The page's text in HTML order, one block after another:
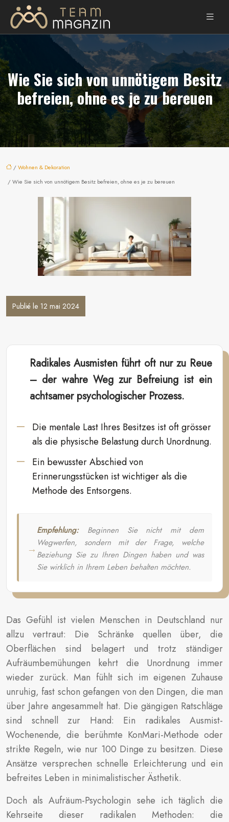
Wie Sie sich von unnötigem Besitz
befreien, ohne es je zu bereuen
/Wohnen & Dekoration
/ Wie Sie sich von unnötigem Besitz befreien, ohne es je zu bereuen
Publié le 12 mai 2024
Radikales Ausmisten führt oft nur zu Reue
– der wahre Weg zur Befreiung ist ein
achtsamer psychologischer Prozess.
Die mentale Last Ihres Besitzes ist oft grösser
als die physische Belastung durch Unordnung.
Ein bewusster Abschied von
Erinnerungsstücken ist wichtiger als die
Methode des Entsorgens.
Empfehlung:Beginnen Sie nicht mit dem
Wegwerfen, sondern mit der Frage, welche
Beziehung Sie zu Ihren Dingen haben und was
Sie wirklich in Ihrem Leben behalten möchten.
Das Gefühl ist vielen Menschen in Deutschland nur
allzu vertraut: Die Schränke quellen über, die
Oberflächen sind belagert und trotz ständiger
Aufräumbemühungen kehrt die Unordnung immer
wieder zurück. Man fühlt sich im eigenen Zuhause
unruhig, fast schon gefangen von den Dingen, die man
über Jahre angesammelt hat. Die gängigen Ratschläge
sind schnell zur Hand: Ein radikales Ausmist-
Wochenende, die berühmte KonMari-Methode oder
strikte Regeln, wie nur 100 Dinge zu besitzen. Diese
Ansätze versprechen schnelle Erleichterung und ein
befreites Leben in minimalistischer Ästhetik.
Doch als Aufräum-Psychologin sehe ich täglich die
Kehrseite dieser radikalen Methoden: die